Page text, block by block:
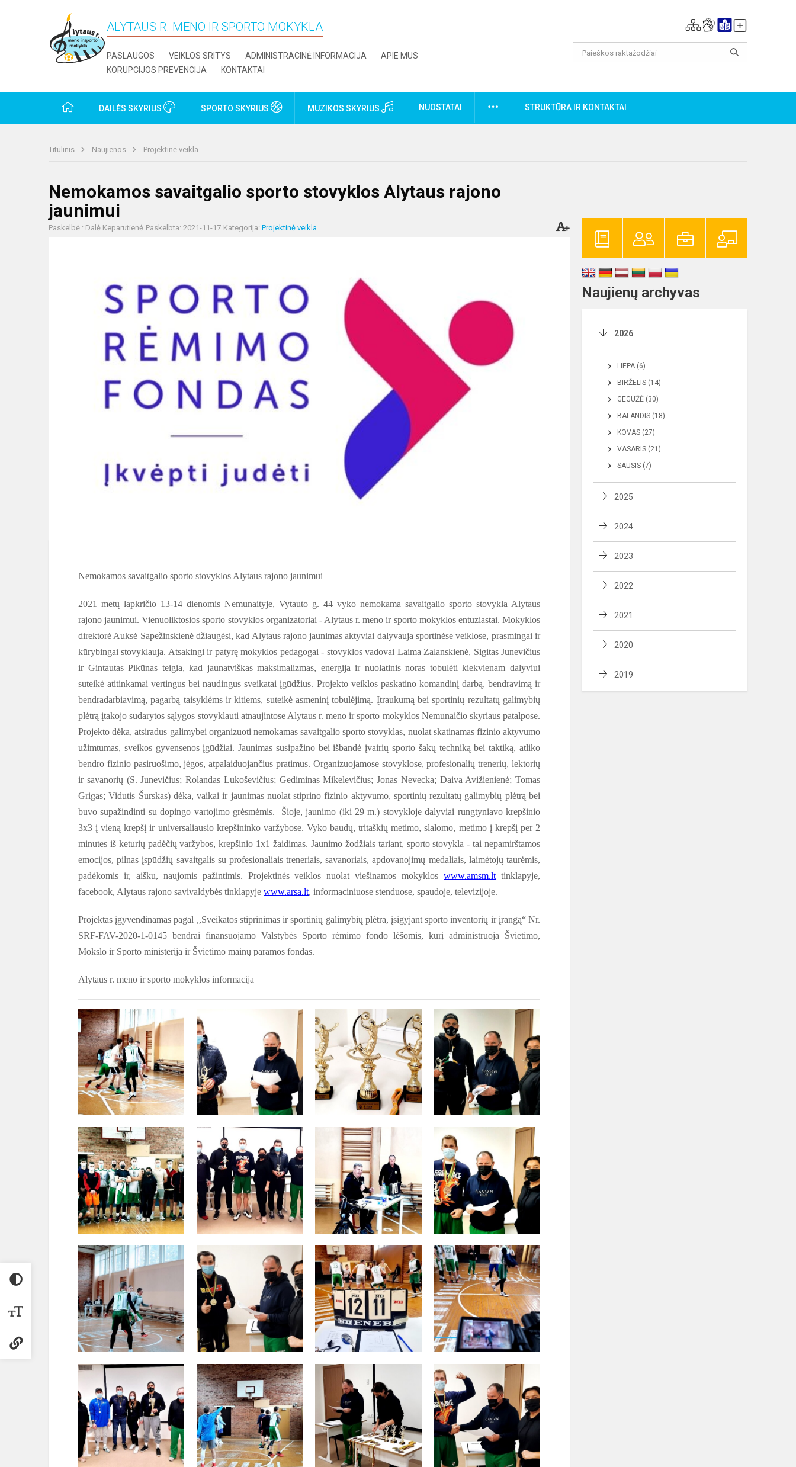
ALYTAUS R. MENO IR SPORTO MOKYKLA
PASLAUGOS VEIKLOS SRITYS ADMINISTRACINĖ INFORMACIJA
APIE MUS
KORUPCIJOS PREVENCIJA
KONTAKTAI
PRADŽIADAILĖS SKYRIUS SPORTO SKYRIUS MUZIKOS SKYRIUS NUOSTATAI STRUKTŪRA IR KONTAKTAI
Titulinis Naujienos Projektinė veikla
Nemokamos savaitgalio sporto stovyklos Alytaus rajono
jaunimui
Paskelbė : Dalė Keparutienė Paskelbta: 2021-11-17 Kategorija: Projektinė veikla
Nemokamos savaitgalio sporto stovyklos Alytaus rajono jaunimui
2021 metų lapkričio 13-14 dienomis Nemunaityje, Vytauto g. 44 vyko nemokama savaitgalio sporto stovykla Alytaus
rajono jaunimui. Vienuoliktosios sporto stovyklos organizatoriai - Alytaus r. meno ir sporto mokyklos entuziastai. Mokyklos
direktorė Auksė Sapežinskienė džiaugėsi, kad Alytaus rajono jaunimas aktyviai dalyvauja sportinėse veiklose, prasmingai ir
kūrybingai stovyklauja. Atsakingi ir patyrę mokyklos pedagogai - stovyklos vadovai Laima Zalanskienė, Sigitas Junevičius
ir Gintautas Pikūnas teigia, kad jaunatviškas maksimalizmas, energija ir nuolatinis noras tobulėti kiekvienam dalyviui
suteikė atitinkamai vertingus bei naudingus sveikatai įgūdžius. Projekto veiklos paskatino komandinį darbą, bendravimą ir
bendradarbiavimą, pagarbą taisyklėms ir kitiems, suteikė asmeninį tobulėjimą. Įtraukumą bei sportinių rezultatų galimybių
plėtrą įtakojo sudarytos sąlygos stovyklauti atnaujintose Alytaus r. meno ir sporto mokyklos Nemunaičio skyriaus patalpose.
Projekto dėka, atsiradus galimybei organizuoti nemokamas savaitgalio sporto stovyklas, nuolat skatinamas fizinio aktyvumo
užimtumas, sveikos gyvensenos įgūdžiai. Jaunimas susipažino bei išbandė įvairių sporto šakų techniką bei taktiką, atliko
bendro fizinio pasiruošimo, jėgos, atpalaiduojančius pratimus. Organizuojamose stovyklose, profesionalių trenerių, lektorių
ir savanorių (S. Junevičius; Rolandas Lukoševičius; Gediminas Mikelevičius; Jonas Nevecka; Daiva Avižienienė; Tomas
Grigas; Vidutis Šurskas) dėka, vaikai ir jaunimas nuolat stiprino fizinio aktyvumo, sportinių rezultatų galimybių plėtrą bei
buvo supažindinti su dopingo vartojimo grėsmėmis. Šioje, jaunimo (iki 29 m.) stovykloje dalyviai rungtyniavo krepšinio
3x3 į vieną krepšį ir universaliausio krepšininko varžybose. Vyko baudų, tritaškių metimo, slalomo, metimo į krepšį per 2
minutes iš keturių padėčių varžybos, krepšinio 1x1 žaidimas. Jaunimo žodžiais tariant, sporto stovykla - tai nepamirštamos
emocijos, pilnas įspūdžių savaitgalis su profesionaliais treneriais, savanoriais, apdovanojimų medaliais, laimėtojų taurėmis,
padėkomis ir, aišku, naujomis pažintimis. Projektinės veiklos nuolat viešinamos mokykloswww.amsm.lt tinklapyje,
facebook, Alytaus rajono savivaldybės tinklapyje www.arsa.lt, informaciniuose stenduose, spaudoje, televizijoje.
Projektas įgyvendinamas pagal ,,Sveikatos stiprinimas ir sportinių galimybių plėtra, įsigyjant sporto inventorių ir įrangą“ Nr.
SRF-FAV-2020-1-0145 bendrai finansuojamo Valstybės Sporto rėmimo fondo lėšomis, kurį administruoja Švietimo,
Mokslo ir Sporto ministerija ir Švietimo mainų paramos fondas.
Alytaus r. meno ir sporto mokyklos informacija
Naujienų archyvas
2026
LIEPA (6)
BIRŽELIS (14)
GEGUŽĖ (30)
BALANDIS (18)
KOVAS (27)
VASARIS (21)
SAUSIS (7)
2025
2024
2023
2022
2021
2020
2019